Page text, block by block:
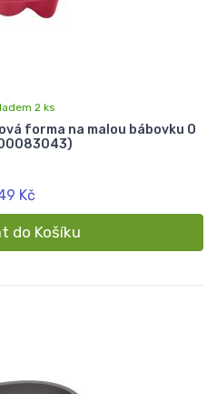
2 ks
forma na malou bábovku O
Kč
do Košíku